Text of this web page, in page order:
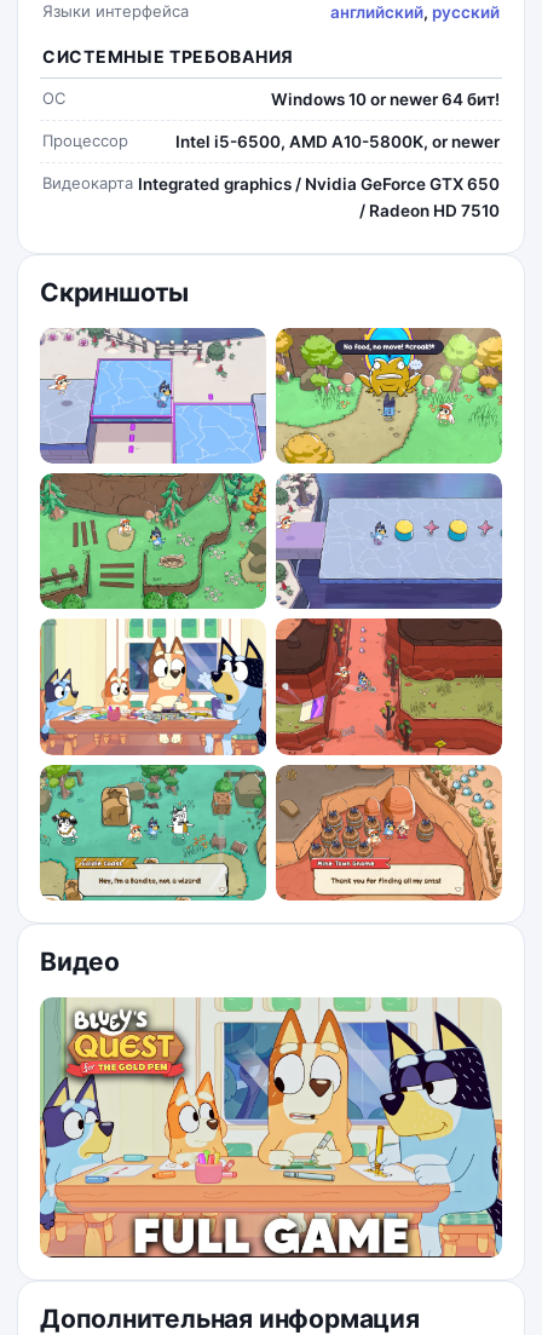
Языки интерфейса английский, русский
СИСТЕМНЫЕ ТРЕБОВАНИЯ
ОС Windows 10 or newer 64 бит!
Процессор Intel i5-6500, AMD A10-5800K, or newer
Видеокарта Integrated graphics / Nvidia GeForce GTX 650
/ Radeon HD 7510
Скриншоты
Видео
Дополнительная информация